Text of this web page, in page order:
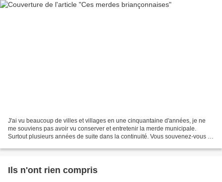
J'ai vu beaucoup de villes et villages en une cinquantaine d'années, je ne
me souviens pas avoir vu conserver et entretenir la merde municipale.
Surtout plusieurs années de suite dans la continuité. Vous souvenez-vous !
Ils n'ont rien compris